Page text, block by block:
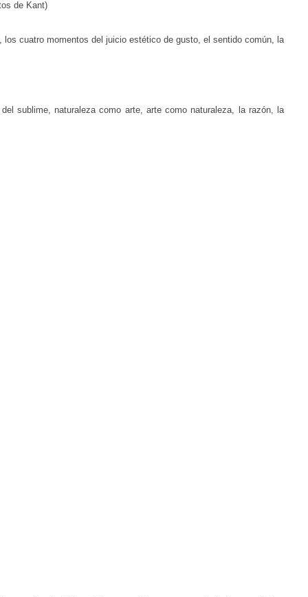
de Kant)
cuatro momentos del juicio estético de gusto, el sentido común, la
sublime, naturaleza como arte, arte como naturaleza, la razón, la